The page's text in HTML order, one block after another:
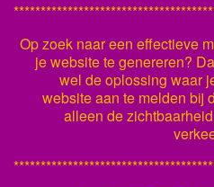
Op zoek naar een effectieve
je website te genereren?
wel de oplossing waar
website aan te melden bij
alleen de